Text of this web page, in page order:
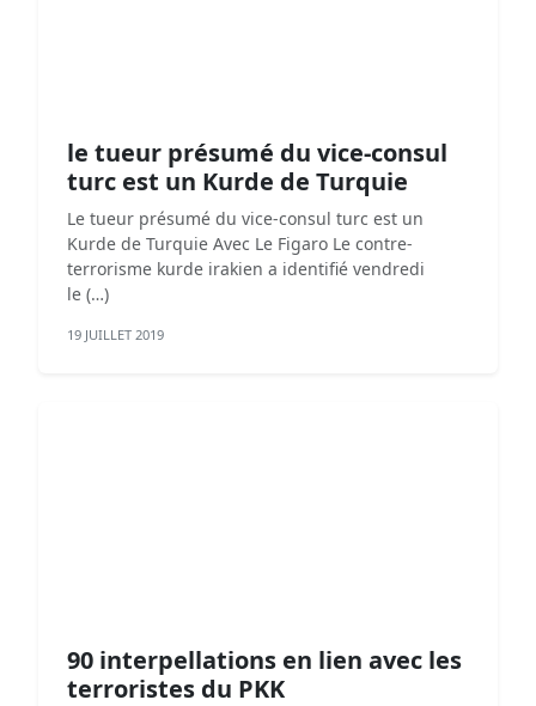
le tueur présumé du vice-consul
turc est un Kurde de Turquie
Le tueur présumé du vice-consul turc est un
Kurde de Turquie Avec Le Figaro Le contre-
terrorisme kurde irakien a identifié vendredi
le (…)
19 JUILLET 2019
90 interpellations en lien avec les
terroristes du PKK